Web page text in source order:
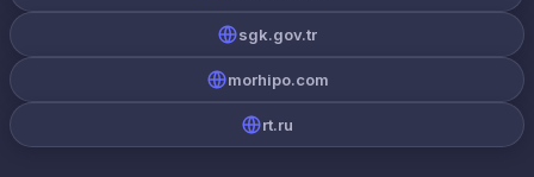
sgk.gov.tr
morhipo.com
rt.ru